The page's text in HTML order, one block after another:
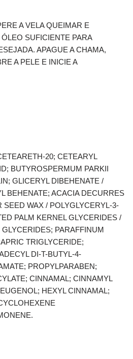
A VELA QUEIMAR E
SUFICIENTE PARA
APAGUE A CHAMA,
A PELE E INICIE A
20; CETEARYL
BUTYROSPERMUM PARKII
GLICERYL DIBEHENATE /
BEHENATE; ACACIA DECURRES
WAX / POLYGLYCERYL-3-
PALM KERNEL GLYCERIDES /
PARAFFINUM
TRIGLYCERIDE;
DI-T-BUTYL-4-
PROPYLPARABEN;
CINNAMAL; CINNAMYL
HEXYL CINNAMAL;